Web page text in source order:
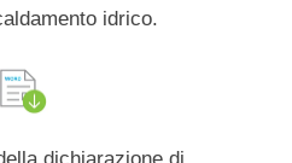
idrico.